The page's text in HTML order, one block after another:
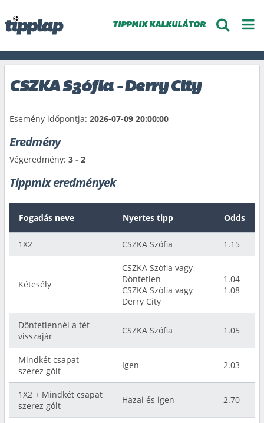
TIPPMIX KALKULÁTOR
CSZKA Szófia - Derry City
Esemény időpontja: 2026-07-09 20:00:00
Eredmény
Végeredmény: 3 - 2
Tippmix eredmények
Fogadás neve Nyertes tipp Odds
1X2 CSZKA Szófia 1.15
Kétesély
CSZKA Szófia vagy
Döntetlen
CSZKA Szófia vagy
Derry City
1.04
1.08
Döntetlennél a tét
visszajár
CSZKA Szófia 1.05
Mindkét csapat
szerez gólt
Igen 2.03
1X2 + Mindkét csapat
szerez gólt
Hazai és igen 2.70